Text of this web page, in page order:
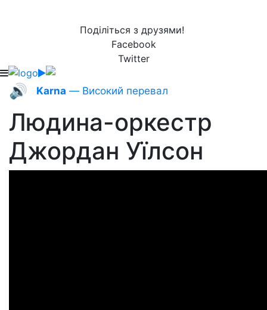
Поділіться з друзями!
Facebook
Twitter
🔊 Karna — Високий перевал
Людина-оркестр
Джордан Уїлсон